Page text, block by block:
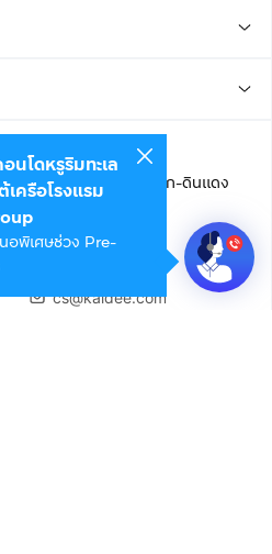
เซ็นเตอร์ ชั้น 22 ถนนอโศก-ดินแดง
ำนักงานใหญ่)
cs@kaidee.com
นโดหรูริมทะเล
ครือโรงแรม
อพิเศษช่วง Pre-